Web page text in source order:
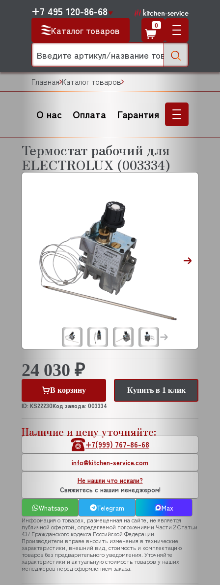
Каталог товаров
+7 495 120-86-68
0
Главная Каталог товаров
О нас Оплата Гарантия
Термостат рабочий для
ELECTROLUX (003334)
24 030 ₽
В корзину
Купить в 1 клик
ID: KS22230Код завода: 003334
Наличие и цену уточняйте:
+7(999) 767-86-68
info@kitchen-service.com
Не нашли что искали?
Свяжитесь с нашим менеджером!
Whatsapp
Telegram Max
Информация о товарах, размещенная на сайте, не является
публичной офертой, определяемой положениями Части 2 Статьи
437 Гражданского кодекса Российской Федерации.
Производители вправе вносить изменения в технические
характеристики, внешний вид, стоимость и комплектацию
товаров без предварительного уведомления. Уточняйте
характеристики и актуальную стоимость товаров у наших
менеджеров перед оформлением заказа.